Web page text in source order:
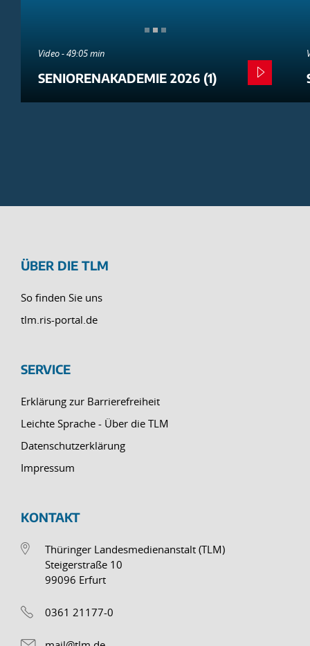
Video - 49:05 min
SENIORENAKADEMIE 2026 (1)
ÜBER DIE TLM
So finden Sie uns
tlm.ris-portal.de
SERVICE
Erklärung zur Barrierefreiheit
Leichte Sprache - Über die TLM
Datenschutzerklärung
Impressum
KONTAKT
Thüringer Landesmedienanstalt (TLM)
Steigerstraße 10
99096 Erfurt
0361 21177-0